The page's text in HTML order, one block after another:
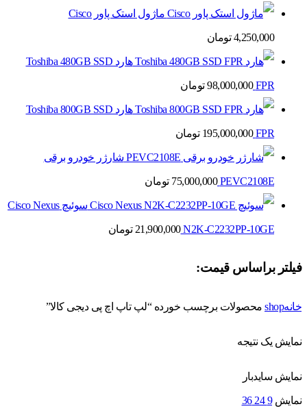
ماژول استک پاور Cisco
4,250,000 تومان
هارد Toshiba 480GB SSD
FPR
98,000,000 تومان
هارد Toshiba 800GB SSD
FPR
195,000,000 تومان
شارژر خودرو برقی
PEVC2108E
75,000,000 تومان
سوئیچ Cisco Nexus
N2K-C2232PP-10GE
21,900,000 تومان
فیلتر براساس قیمت:
خانهshop محصولات برچسب خورده “لپ تاپ اچ پی دیجی کالا”
نمایش یک نتیجه
نمایش سایدبار
نمایش 9
24
36